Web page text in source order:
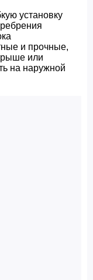
установку
и прочные,
или
на наружной